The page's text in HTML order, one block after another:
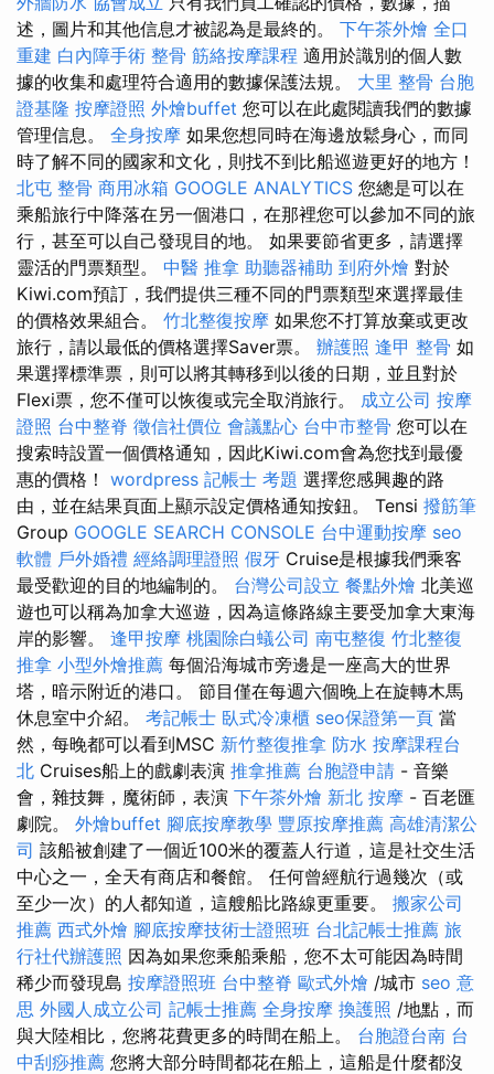
述，圖片和其他信息才被認為是最終的。 下午茶外燴 全口
重建 白內障手術 整骨 筋絡按摩課程 適用於識別的個人數
據的收集和處理符合適用的數據保護法規。 大里 整骨 台胞
證基隆 按摩證照 外燴buffet 您可以在此處閱讀我們的數據
管理信息。 全身按摩 如果您想同時在海邊放鬆身心，而同
時了解不同的國家和文化，則找不到比船巡遊更好的地方！
北屯 整骨 商用冰箱 GOOGLE ANALYTICS 您總是可以在
乘船旅行中降落在另一個港口，在那裡您可以參加不同的旅
行，甚至可以自己發現目的地。 如果要節省更多，請選擇
靈活的門票類型。 中醫 推拿 助聽器補助 到府外燴 對於
Kiwi.com預訂，我們提供三種不同的門票類型來選擇最佳
的價格效果組合。 竹北整復按摩 如果您不打算放棄或更改
旅行，請以最低的價格選擇Saver票。 辦護照 逢甲 整骨 如
果選擇標準票，則可以將其轉移到以後的日期，並且對於
Flexi票，您不僅可以恢復或完全取消旅行。 成立公司 按摩
證照 台中整脊 徵信社價位 會議點心 台中市整骨 您可以在
搜索時設置一個價格通知，因此Kiwi.com會為您找到最優
惠的價格！ wordpress 記帳士 考題 選擇您感興趣的路
由，並在結果頁面上顯示設定價格通知按鈕。 Tensi 撥筋筆
Group GOOGLE SEARCH CONSOLE 台中運動按摩 seo
軟體 戶外婚禮 經絡調理證照 假牙 Cruise是根據我們乘客
最受歡迎的目的地編制的。 台灣公司設立 餐點外燴 北美巡
遊也可以稱為加拿大巡遊，因為這條路線主要受加拿大東海
岸的影響。 逢甲按摩 桃園除白蟻公司 南屯整復 竹北整復
推拿 小型外燴推薦 每個沿海城市旁邊是一座高大的世界
塔，暗示附近的港口。 節目僅在每週六個晚上在旋轉木馬
休息室中介紹。 考記帳士 臥式冷凍櫃 seo保證第一頁 當
然，每晚都可以看到MSC 新竹整復推拿 防水 按摩課程台
北 Cruises船上的戲劇表演 推拿推薦 台胞證申請 - 音樂
會，雜技舞，魔術師，表演 下午茶外燴 新北 按摩 - 百老匯
劇院。 外燴buffet 腳底按摩教學 豐原按摩推薦 高雄清潔公
司 該船被創建了一個近100米的覆蓋人行道，這是社交生活
中心之一，全天有商店和餐館。 任何曾經航行過幾次（或
至少一次）的人都知道，這艘船比路線更重要。 搬家公司
推薦 西式外燴 腳底按摩技術士證照班 台北記帳士推薦 旅
行社代辦護照 因為如果您乘船乘船，您不太可能因為時間
稀少而發現島 按摩證照班 台中整脊 歐式外燴 /城市 seo 意
思 外國人成立公司 記帳士推薦 全身按摩 換護照 /地點，而
與大陸相比，您將花費更多的時間在船上。 台胞證台南 台
中刮痧推薦 您將大部分時間都花在船上，這船是什麼都沒